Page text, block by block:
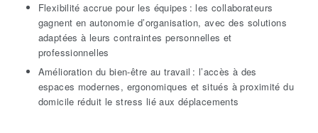
Flexibilité accrue pour les équipes : les collaborateurs
gagnent en autonomie d’organisation, avec des solutions
adaptées à leurs contraintes personnelles et
professionnelles
Amélioration du bien-être au travail : l’accès à des
espaces modernes, ergonomiques et situés à proximité du
domicile réduit le stress lié aux déplacements